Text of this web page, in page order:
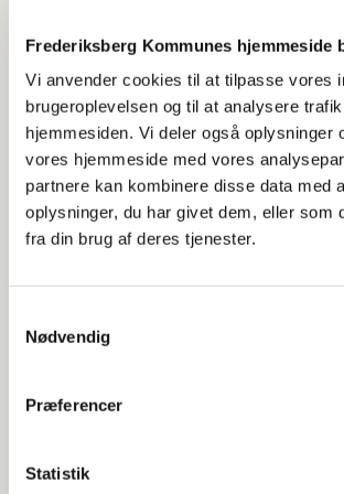
Frederiksberg Kommunes hjemmeside
Vi anvender cookies til at tilpasse vores
brugeroplevelsen og til at analysere
hjemmesiden. Vi deler også oplysninger
vores hjemmeside med vores
partnere kan kombinere disse data med
oplysninger, du har givet dem, eller som
fra din brug af deres tjenester.
Nødvendig
Præferencer
Statistik
Åbn
når du skal til møde med kommunen
Vil du i kontakt med
familieafdelingen?
mandag-torsdag kl. 8-16 og fredag kl.
Hvis du har brug for kommunens
Hvad sker der, når